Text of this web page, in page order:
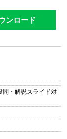
ンロード
問・解説スライド対